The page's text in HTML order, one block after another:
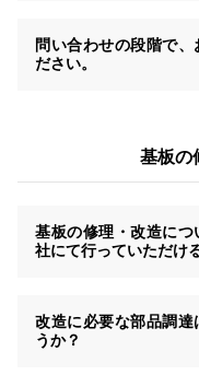
問い合わせの段階で
ださい。
基板の
基板の修理・改造に
社にて行っていただけ
改造に必要な部品調
うか？